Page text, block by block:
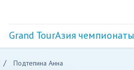
Grand TourАзия чемпионаты
Подтепина Анна